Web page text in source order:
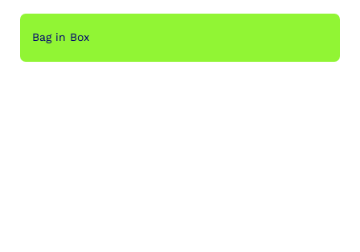
Bag in Box